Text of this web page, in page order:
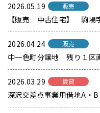
2026.05.19 販売
【販売 中古住宅】 駒場
2026.04.24 販売
中一色町分譲地 残り１区
2026.03.29 賃貸
深沢交差点事業用借地A・